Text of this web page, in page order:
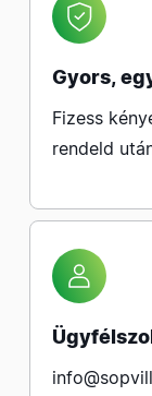
Gyors,
Fizess
rendeld